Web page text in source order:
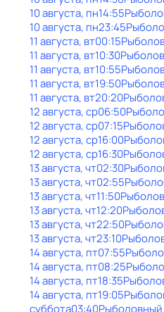
10 августа, пн14:55
10 августа, пн23:45
11 августа, вт00:15
11 августа, вт10:30
11 августа, вт10:55
11 августа, вт19:50
11 августа, вт20:20
12 августа, ср06:50
12 августа, ср07:15
12 августа, ср16:00
12 августа, ср16:30
13 августа, чт02:30
13 августа, чт02:55
13 августа, чт11:50
13 августа, чт12:20
13 августа, чт22:50
13 августа, чт23:10
14 августа, пт07:55
14 августа, пт08:25
14 августа, пт18:35
14 августа, пт19:05
суббота03:40